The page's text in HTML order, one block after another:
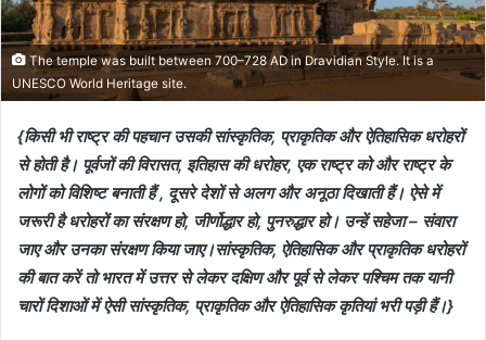
The temple was built between 700–728 AD in Dravidian Style. It is a
UNESCO World Heritage site.
{किसी भी राष्ट्र की पहचान उसकी सांस्कृतिक, प्राकृतिक और ऐतिहासिक धरोहरों
से होती है। पूर्वजों की विरासत, इतिहास की धरोहर, एक राष्ट्र को और राष्ट्र के
लोगों को विशिष्ट बनाती हैं , दूसरे देशों से अलग और अनूठा दिखाती हैं। ऐसे में
जरूरी है धरोहरों का संरक्षण हो, जीर्णोद्धार हो, पुनरुद्धार हो। उन्हें सहेजा – संवारा
जाए और उनका संरक्षण किया जाए।सांस्कृतिक, ऐतिहासिक और प्राकृतिक धरोहरों
की बात करें तो भारत में उत्तर से लेकर दक्षिण और पूर्व से लेकर पश्चिम तक यानी
चारों दिशाओं में ऐसी सांस्कृतिक, प्राकृतिक और ऐतिहासिक कृतियां भरी पड़ी हैं।}